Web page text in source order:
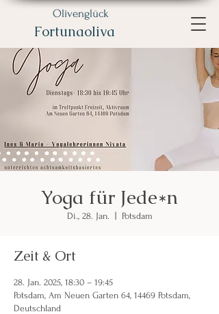
Olivenglück
Fortunaoliva
Yoga für Jede*n
Di., 28. Jan. Potsdam
Zeit & Ort
28. Jan. 2025, 18:30 – 19:45
Potsdam, Am Neuen Garten 64, 14469 Potsdam,
Deutschland